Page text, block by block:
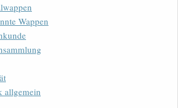
Wappen
allgemein